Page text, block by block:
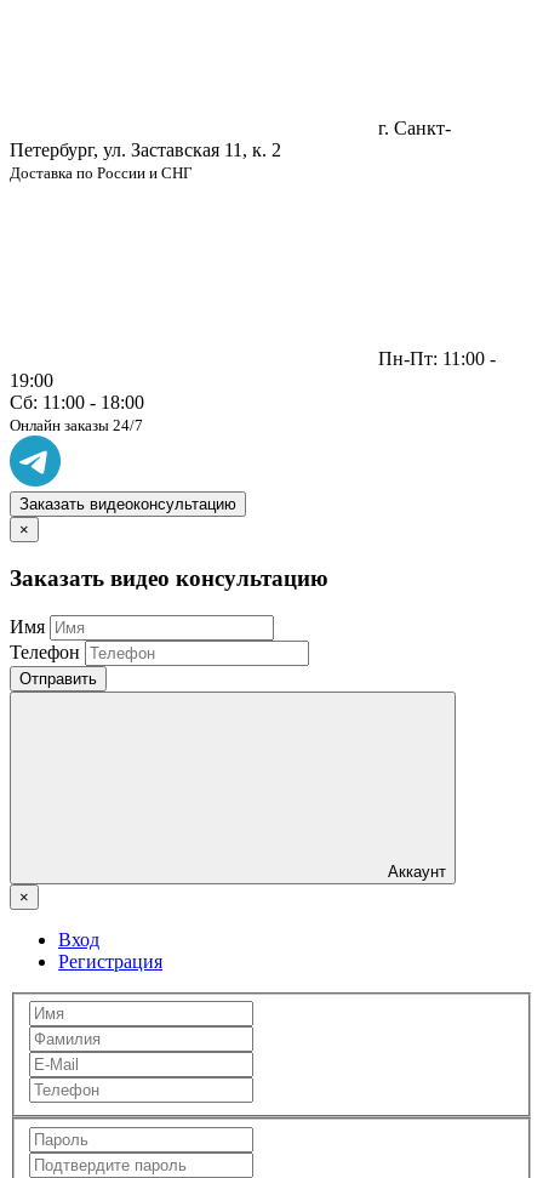
г. Санкт-
Петербург, ул. Заставская 11, к. 2
Доставка по России и СНГ
Пн-Пт: 11:00 -
19:00
Сб: 11:00 - 18:00
Онлайн заказы 24/7
Заказать видеоконсультацию
×
Заказать видео консультацию
Имя
Телефон
Отправить
Аккаунт
×
Вход
Регистрация